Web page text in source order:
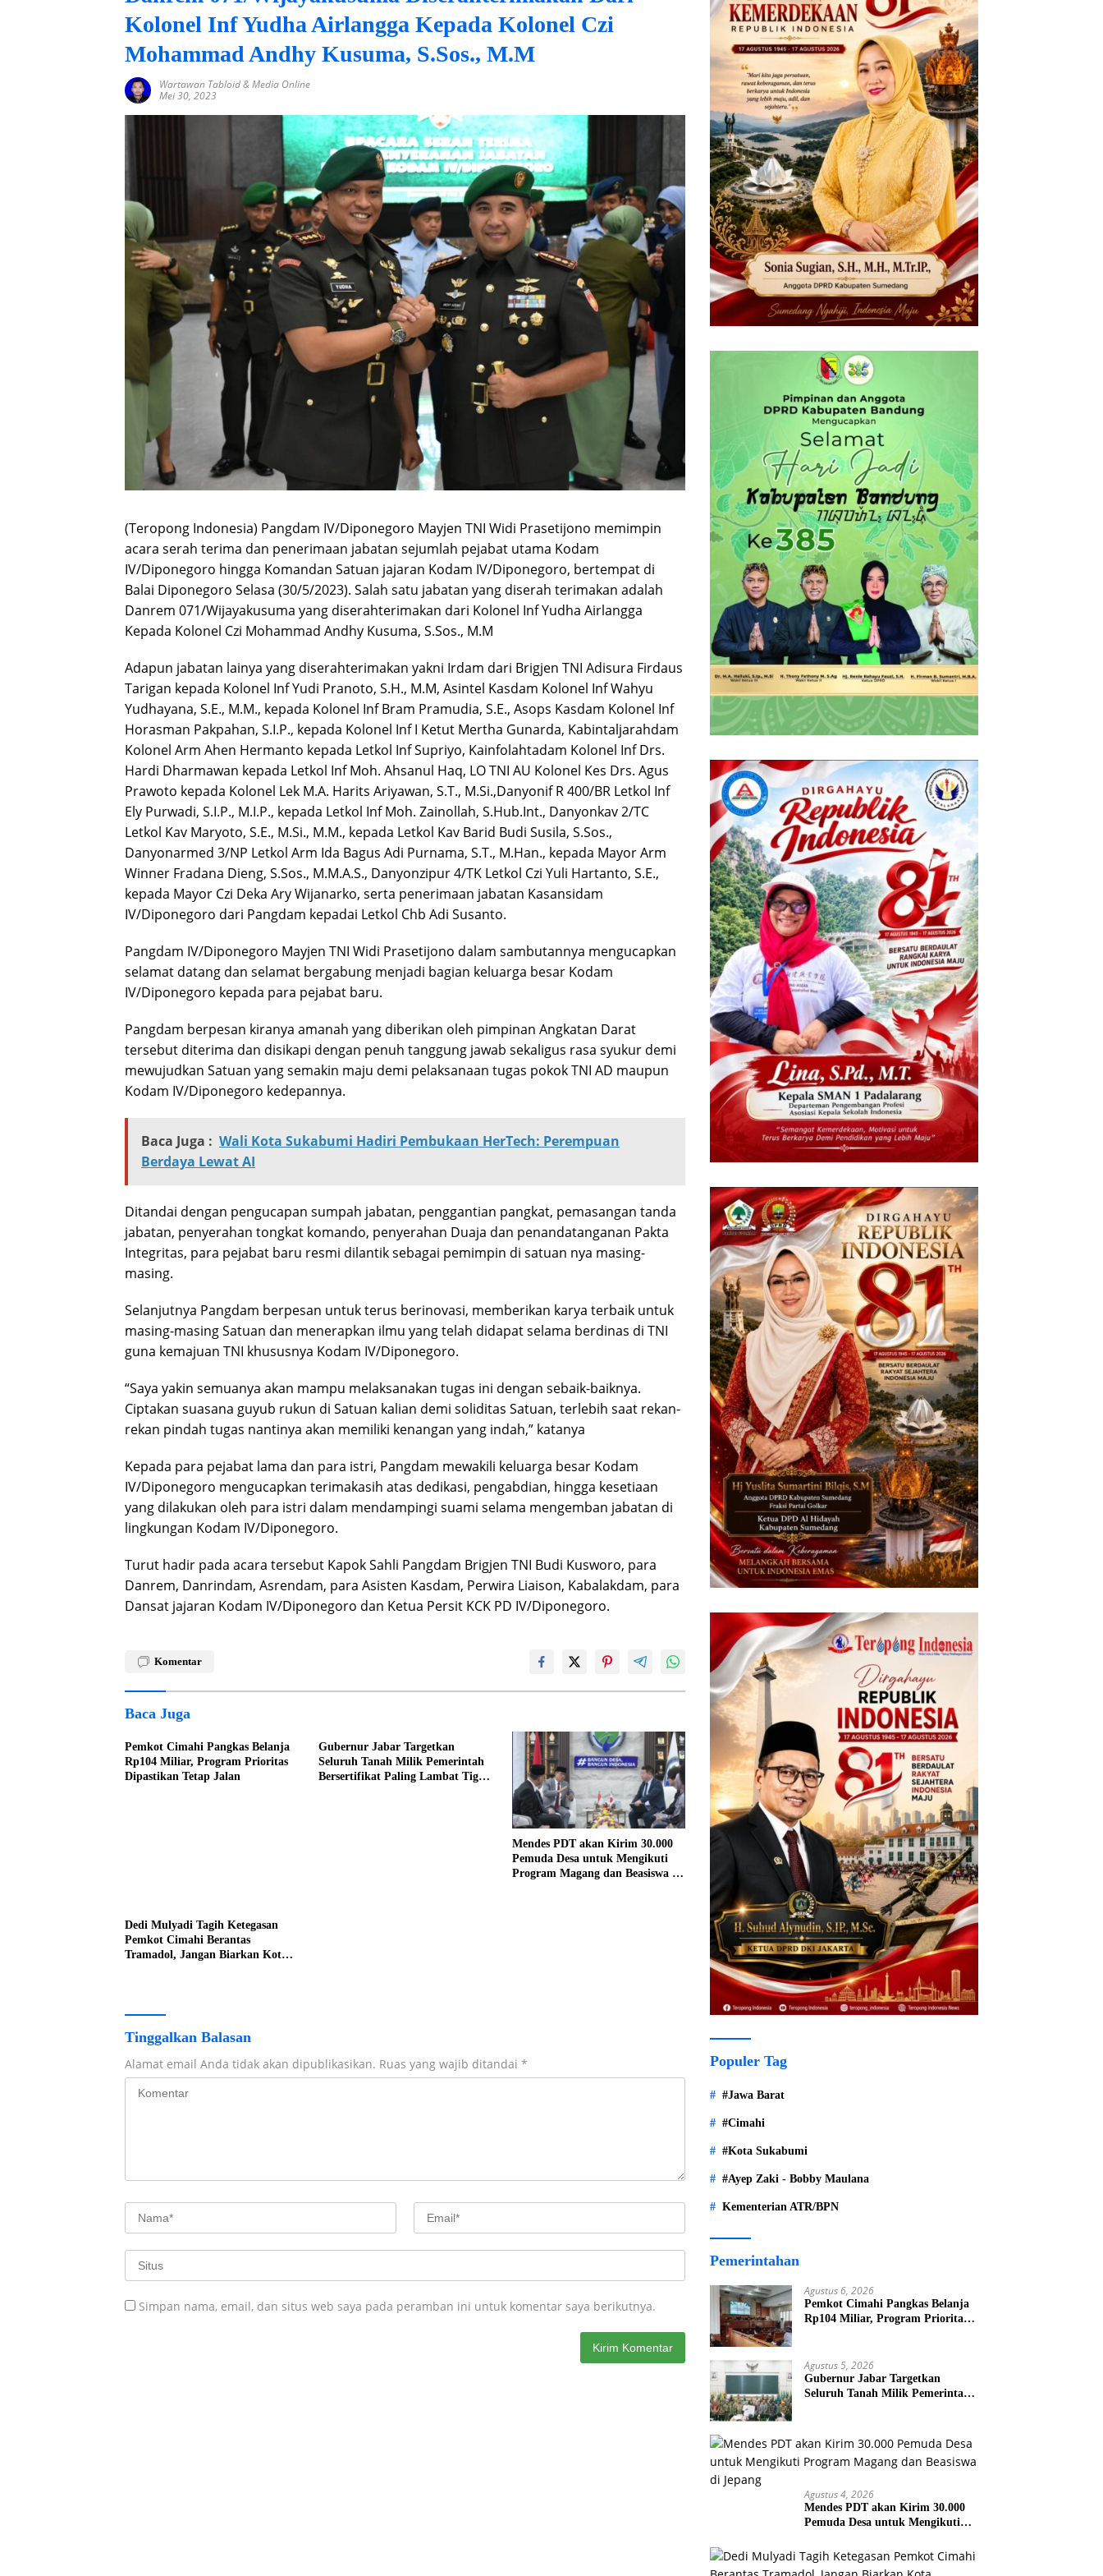
Kolonel Inf Yudha Airlangga Kepada Kolonel Czi
Mohammad Andhy Kusuma, S.Sos., M.M
Wartawan Tabloid & Media Online
Mei 30, 2023
(Teropong Indonesia) Pangdam IV/Diponegoro Mayjen TNI Widi Prasetijono memimpin
acara serah terima dan penerimaan jabatan sejumlah pejabat utama Kodam
IV/Diponegoro hingga Komandan Satuan jajaran Kodam IV/Diponegoro, bertempat di
Balai Diponegoro Selasa (30/5/2023). Salah satu jabatan yang diserah terimakan adalah
Danrem 071/Wijayakusuma yang diserahterimakan dari Kolonel Inf Yudha Airlangga
Kepada Kolonel Czi Mohammad Andhy Kusuma, S.Sos., M.M
Adapun jabatan lainya yang diserahterimakan yakni Irdam dari Brigjen TNI Adisura Firdaus
Tarigan kepada Kolonel Inf Yudi Pranoto, S.H., M.M, Asintel Kasdam Kolonel Inf Wahyu
Yudhayana, S.E., M.M., kepada Kolonel Inf Bram Pramudia, S.E., Asops Kasdam Kolonel Inf
Horasman Pakpahan, S.I.P., kepada Kolonel Inf I Ketut Mertha Gunarda, Kabintaljarahdam
Kolonel Arm Ahen Hermanto kepada Letkol Inf Supriyo, Kainfolahtadam Kolonel Inf Drs.
Hardi Dharmawan kepada Letkol Inf Moh. Ahsanul Haq, LO TNI AU Kolonel Kes Drs. Agus
Prawoto kepada Kolonel Lek M.A. Harits Ariyawan, S.T., M.Si.,Danyonif R 400/BR Letkol Inf
Ely Purwadi, S.I.P., M.I.P., kepada Letkol Inf Moh. Zainollah, S.Hub.Int., Danyonkav 2/TC
Letkol Kav Maryoto, S.E., M.Si., M.M., kepada Letkol Kav Barid Budi Susila, S.Sos.,
Danyonarmed 3/NP Letkol Arm Ida Bagus Adi Purnama, S.T., M.Han., kepada Mayor Arm
Winner Fradana Dieng, S.Sos., M.M.A.S., Danyonzipur 4/TK Letkol Czi Yuli Hartanto, S.E.,
kepada Mayor Czi Deka Ary Wijanarko, serta penerimaan jabatan Kasansidam
IV/Diponegoro dari Pangdam kepadai Letkol Chb Adi Susanto.
Pangdam IV/Diponegoro Mayjen TNI Widi Prasetijono dalam sambutannya mengucapkan
selamat datang dan selamat bergabung menjadi bagian keluarga besar Kodam
IV/Diponegoro kepada para pejabat baru.
Pangdam berpesan kiranya amanah yang diberikan oleh pimpinan Angkatan Darat
tersebut diterima dan disikapi dengan penuh tanggung jawab sekaligus rasa syukur demi
mewujudkan Satuan yang semakin maju demi pelaksanaan tugas pokok TNI AD maupun
Kodam IV/Diponegoro kedepannya.
Baca Juga : Wali Kota Sukabumi Hadiri Pembukaan HerTech: Perempuan
Berdaya Lewat AI
Ditandai dengan pengucapan sumpah jabatan, penggantian pangkat, pemasangan tanda
jabatan, penyerahan tongkat komando, penyerahan Duaja dan penandatanganan Pakta
Integritas, para pejabat baru resmi dilantik sebagai pemimpin di satuan nya masing-
masing.
Selanjutnya Pangdam berpesan untuk terus berinovasi, memberikan karya terbaik untuk
masing-masing Satuan dan menerapkan ilmu yang telah didapat selama berdinas di TNI
guna kemajuan TNI khususnya Kodam IV/Diponegoro.
“Saya yakin semuanya akan mampu melaksanakan tugas ini dengan sebaik-baiknya.
Ciptakan suasana guyub rukun di Satuan kalian demi soliditas Satuan, terlebih saat rekan-
rekan pindah tugas nantinya akan memiliki kenangan yang indah,” katanya
Kepada para pejabat lama dan para istri, Pangdam mewakili keluarga besar Kodam
IV/Diponegoro mengucapkan terimakasih atas dedikasi, pengabdian, hingga kesetiaan
yang dilakukan oleh para istri dalam mendampingi suami selama mengemban jabatan di
lingkungan Kodam IV/Diponegoro.
Turut hadir pada acara tersebut Kapok Sahli Pangdam Brigjen TNI Budi Kusworo, para
Danrem, Danrindam, Asrendam, para Asisten Kasdam, Perwira Liaison, Kabalakdam, para
Dansat jajaran Kodam IV/Diponegoro dan Ketua Persit KCK PD IV/Diponegoro.
Komentar
Baca Juga
Pemkot Cimahi Pangkas Belanja
Rp104 Miliar, Program Prioritas
Dipastikan Tetap Jalan
Gubernur Jabar Targetkan
Seluruh Tanah Milik Pemerintah
Bersertifikat Paling Lambat Tiga
Mendes PDT akan Kirim 30.000
Pemuda Desa untuk Mengikuti
Program Magang dan Beasiswa di
Dedi Mulyadi Tagih Ketegasan
Pemkot Cimahi Berantas
Tramadol, Jangan Biarkan Kota
Tinggalkan Balasan
Alamat email Anda tidak akan dipublikasikan. Ruas yang wajib ditandai *
Simpan nama, email, dan situs web saya pada peramban ini untuk komentar saya berikutnya.
Populer Tag
#Jawa Barat
#Cimahi
#Kota Sukabumi
#Ayep Zaki - Bobby Maulana
Kementerian ATR/BPN
Pemerintahan
Agustus 6, 2026
Pemkot Cimahi Pangkas Belanja
Rp104 Miliar, Program Prioritas
Agustus 5, 2026
Gubernur Jabar Targetkan
Seluruh Tanah Milik Pemerintah
Agustus 4, 2026
Mendes PDT akan Kirim 30.000
Pemuda Desa untuk Mengikuti
Jepang